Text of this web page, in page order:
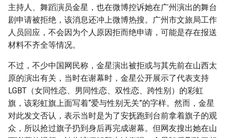
主持人、舞蹈演员金星，也在微博控诉她在广州演出的舞台
剧申请被拒绝，该消息还冲上微博热搜。广州市文旅局工作
人员回应，不会因为个人原因拒而绝申请，可能是存在报送
材料不齐全等情况。
不过，不少中国网民称，金星演出被拒或与其先前在山西太
原的演出有关，当时在谢幕时，金星公开展示了代表支持
LGBT（女同性恋、男同性恋、双性恋、跨性别）的彩虹
旗，该彩虹旗上面写着“爱与性别无关”的字样。然而，金星
对此发文否认，表示当时是为了安抚跑到台前拿着旗子的观
众，所以抢过旗子扔到身后再完成谢幕。但网友搜出她在山